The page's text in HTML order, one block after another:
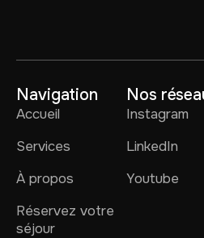
Navigation
Accueil
Services
À propos
Réservez votre
séjour
Nos
Instagram
LinkedIn
Youtube